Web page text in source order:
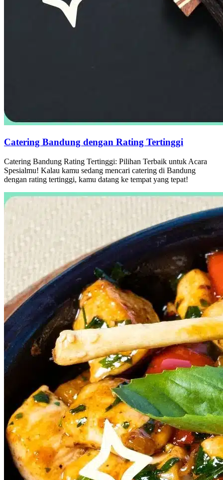
Catering Bandung dengan Rating Tertinggi
Catering Bandung Rating Tertinggi: Pilihan Terbaik untuk Acara
Spesialmu! Kalau kamu sedang mencari catering di Bandung
dengan rating tertinggi, kamu datang ke tempat yang tepat!